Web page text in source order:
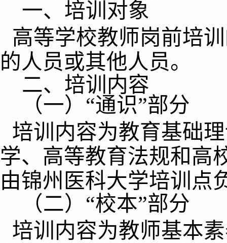
一、培训对象
高等学校教师岗前培
的人员或其他人员。
二、培训内容
（一） “通识”部分
培训内容为教育基础
学、高等教育法规和高
由锦州医科大学培训点
（二） “校本”部分
培训内容为教师基本